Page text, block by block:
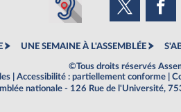
UNE SEMAINE À L'ASSEMBLÉE
©Tous droits réservés
Accessibilité : partiellement conforme
nationale - 126 Rue de l'Université,